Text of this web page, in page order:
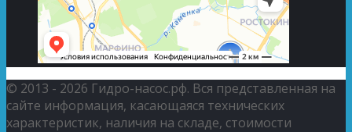
© 2013 - 2026 Гидро-насос.рф. Вся представленная на
сайте информация, касающаяся технических
характеристик, наличия на складе, стоимости